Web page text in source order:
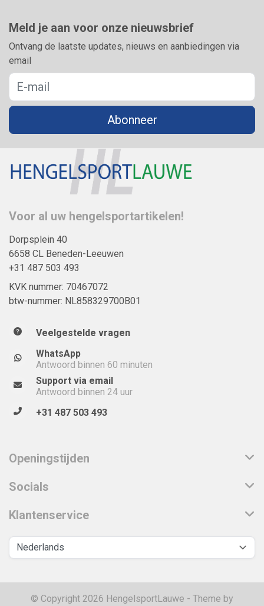
Meld je aan voor onze nieuwsbrief
Ontvang de laatste updates, nieuws en aanbiedingen via
email
Abonneer
Voor al uw hengelsportartikelen!
Dorpsplein 40
6658 CL Beneden-Leeuwen
+31 487 503 493
KVK nummer: 70467072
btw-nummer: NL858329700B01
Veelgestelde vragen
WhatsApp
Antwoord binnen 60 minuten
Support via email
Antwoord binnen 24 uur
+31 487 503 493
Openingstijden
Socials
Klantenservice
© Copyright 2026 HengelsportLauwe - Theme by